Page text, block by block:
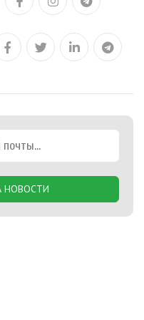
НОВОСТИ